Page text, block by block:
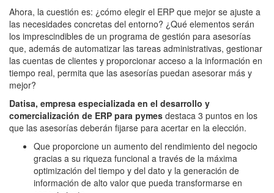
Ahora, la cuestión es: ¿cómo elegir el ERP que mejor se ajuste a
las necesidades concretas del entorno? ¿Qué elementos serán
los imprescindibles de un programa de gestión para asesorías
que, además de automatizar las tareas administrativas, gestionar
las cuentas de clientes y proporcionar acceso a la información en
tiempo real, permita que las asesorías puedan asesorar más y
mejor?
Datisa, empresa especializada en el desarrollo y
comercialización de ERP para pymes destaca 3 puntos en los
que las asesorías deberán fijarse para acertar en la elección.
Que proporcione un aumento del rendimiento del negocio
gracias a su riqueza funcional a través de la máxima
optimización del tiempo y del dato y la generación de
información de alto valor que pueda transformarse en